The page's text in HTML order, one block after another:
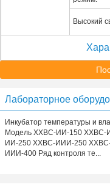
Высокий
Лабораторное
Инкубатор температуры и
Модель ХХВС-ИИ-150
ИИ-250 ХХВС-ИИИ-250
ИИИ-400 Ряд контроля те...